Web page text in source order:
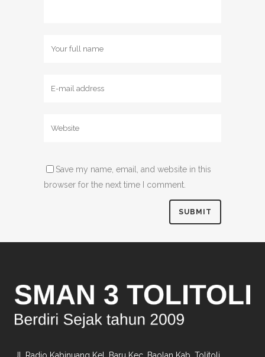
Save my name, email, and website in this
browser for the next time I comment.